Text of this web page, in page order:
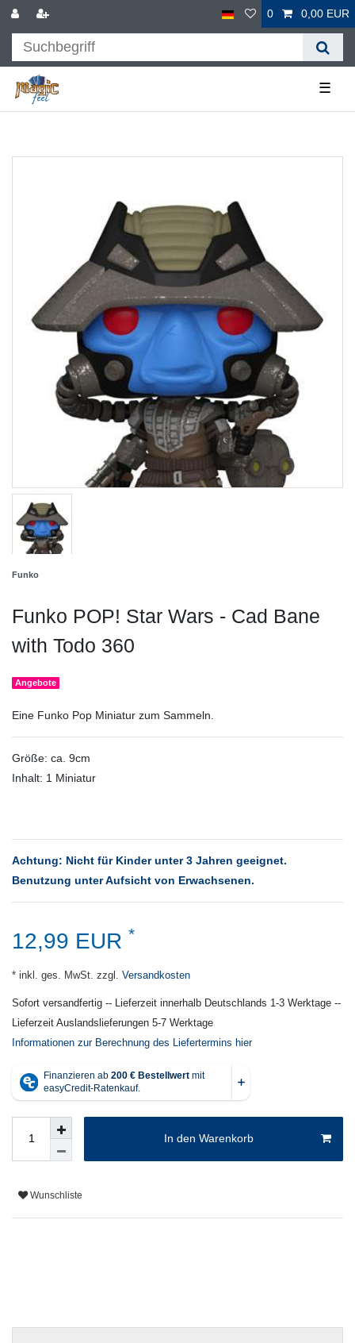
0 0,00 EUR
☰
Funko
Funko POP! Star Wars - Cad Bane
with Todo 360
Angebote
Eine Funko Pop Miniatur zum Sammeln.
Größe: ca. 9cm
Inhalt: 1 Miniatur
Achtung: Nicht für Kinder unter 3 Jahren geeignet.
Benutzung unter Aufsicht von Erwachsenen.
12,99 EUR *
* inkl. ges. MwSt. zzgl. Versandkosten
Sofort versandfertig -- Lieferzeit innerhalb Deutschlands 1-3 Werktage --
Lieferzeit Auslandslieferungen 5-7 Werktage
Informationen zur Berechnung des Liefertermins hier
In den Warenkorb
Wunschliste